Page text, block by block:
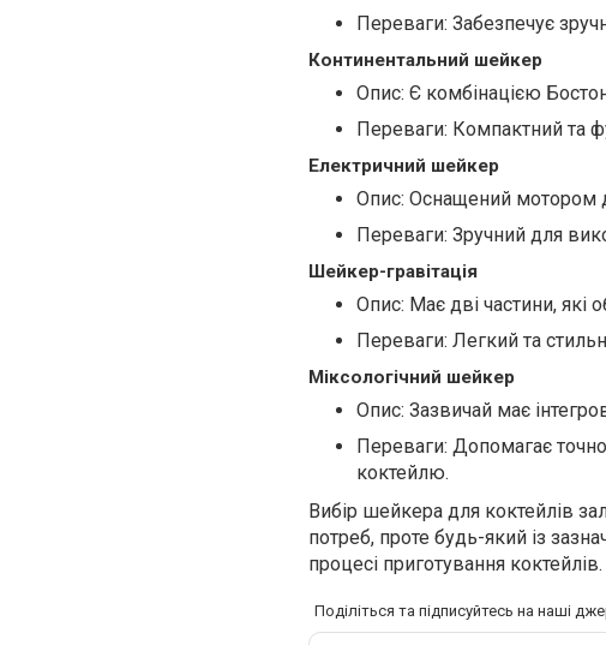
Переваги: Забезпечує
Континентальний шейкер
Опис: Є комбінацією
Переваги: Компактний та
Електричний шейкер
Опис: Оснащений мотором
Переваги: Зручний для
Шейкер-гравітація
Опис: Має дві частини, які
Переваги: Легкий та
Міксологічний шейкер
Опис: Зазвичай має
Переваги: Допомагає точно
коктейлю.
Вибір шейкера для коктейлів
потреб, проте будь-який із
процесі приготування коктейлів.
Поділіться та підписуйтесь на наші